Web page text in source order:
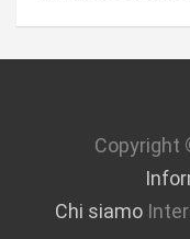
Copyright
Chi siamo